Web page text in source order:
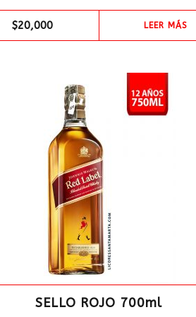
$20,000 LEER MÁS
SELLO ROJO 700ml